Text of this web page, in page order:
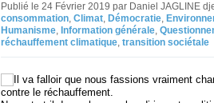
Publié le 24 Février 2019 par Daniel JAGLINE
consommation, Climat, Démocratie,
Humanisme, Information générale,
réchauffement climatique, transition sociétale